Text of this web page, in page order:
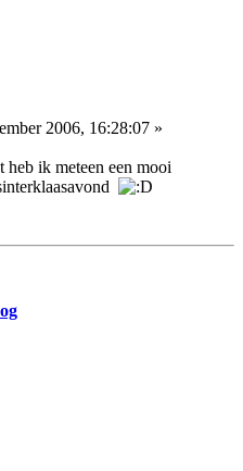
2006, 16:28:07 »
heb ik meteen een mooi